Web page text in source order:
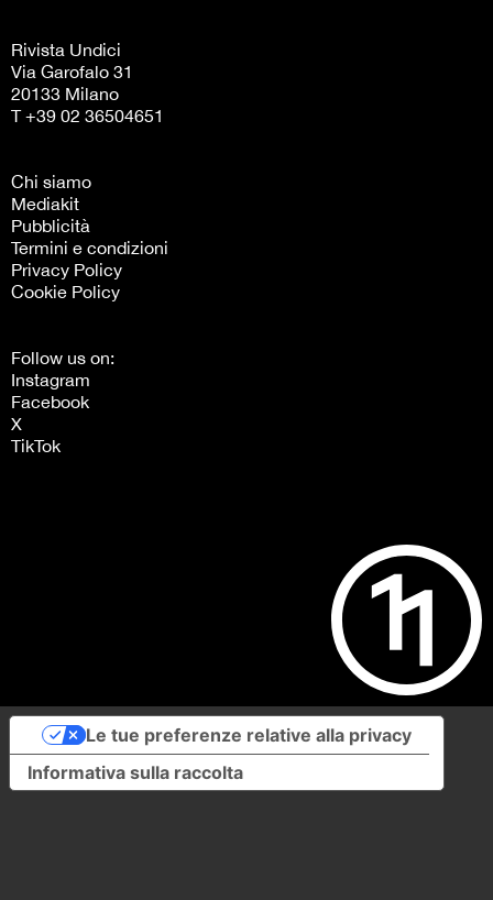
Rivista Undici
Via Garofalo 31
20133 Milano
T +39 02 36504651
Chi siamo
Mediakit
Pubblicità
Termini e condizioni
Privacy Policy
Cookie Policy
Follow us on:
Instagram
Facebook
X
TikTok
Informativa sulla raccolta
Le tue preferenze relative alla privacy